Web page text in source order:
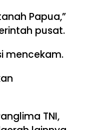
Papua,”
pusat.
mencekam.
TNI,